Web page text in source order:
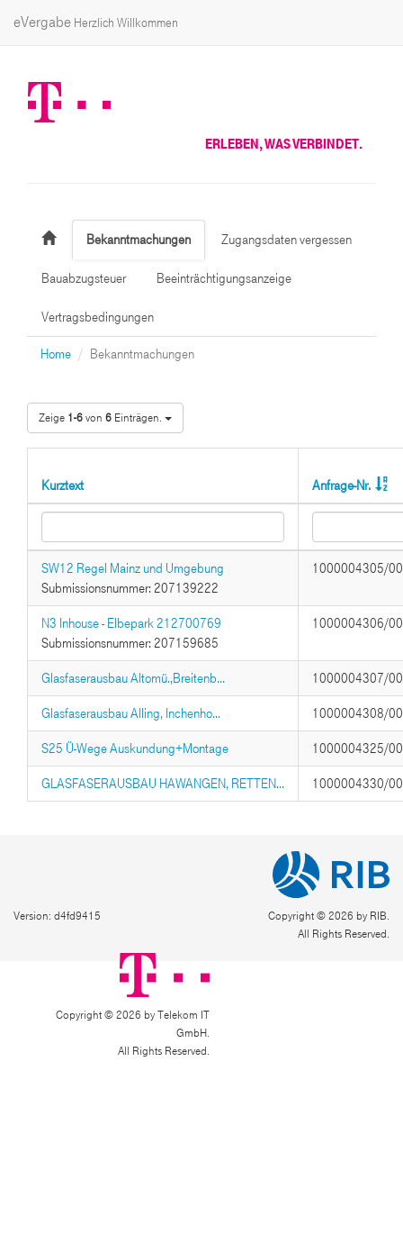
eVergabe Herzlich Willkommen
ERLEBEN, WAS VERBINDET.
Bekanntmachungen Zugangsdaten vergessen
Bauabzugsteuer Beeinträchtigungsanzeige
Vertragsbedingungen
Home Bekanntmachungen
Zeige 1-6von 6 Einträgen.
Kurztext Anfrage-Nr.
SW12 Regel Mainz und Umgebung
Submissionsnummer: 207139222
1000004305/
N3 Inhouse - Elbepark 212700769
Submissionsnummer: 207159685
1000004306/
Glasfaserausbau Altomü.,Breitenb... 1000004307/
Glasfaserausbau Alling, Inchenho... 1000004308/
S25 Ü-Wege Auskundung+Montage 1000004325/
GLASFASERAUSBAU HAWANGEN, RETTEN... 1000004330/
Version: d4fd9415
Copyright © 2026 by RIB.
All Rights Reserved.
Copyright © 2026 by Telekom IT
GmbH.
All Rights Reserved.